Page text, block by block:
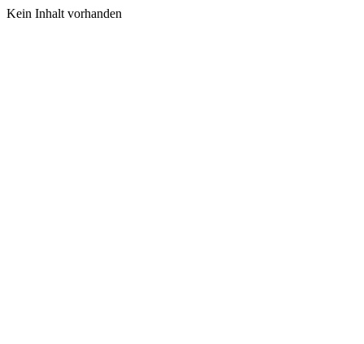
Kein Inhalt vorhanden